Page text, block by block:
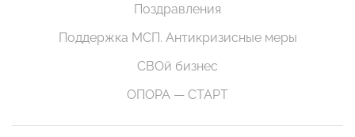
Поздравления
Поддержка МСП. Антикризисные меры
СВОй бизнес
ОПОРА — СТАРТ